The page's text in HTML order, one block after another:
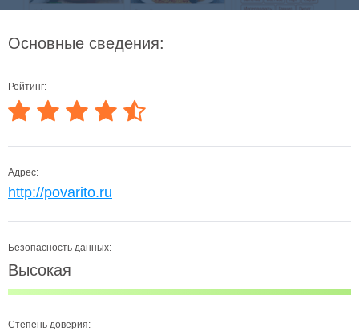
Основные сведения:
Рейтинг:
Адрес:
http://povarito.ru
Безопасность данных:
Высокая
Степень доверия: